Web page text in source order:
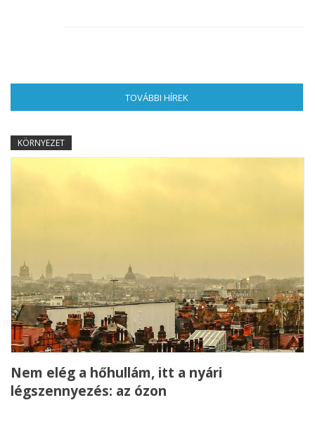
TOVÁBBI HÍREK
KÖRNYEZET
Nem elég a hőhullám, itt a nyári
légszennyezés: az ózon